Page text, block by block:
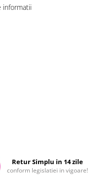
informatii
Retur Simplu in 14 zile
conform legislatiei in vigoare!